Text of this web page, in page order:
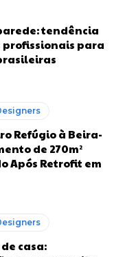
tendência
profissionais para
Refúgio à Beira-
de 270m²
Após Retrofit em
casa: